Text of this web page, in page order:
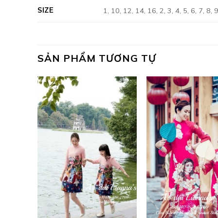
SIZE 1, 10, 12, 14, 16, 2, 3, 4, 5, 6, 7, 8,
SẢN PHẨM TƯƠNG TỰ